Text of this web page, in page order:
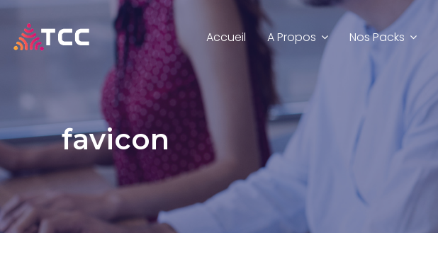
Accueil A Propos Nos Packs
favicon